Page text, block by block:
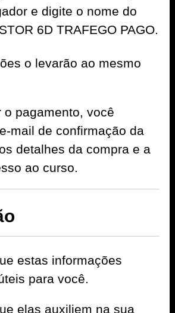
e digite o nome do
6D TRAFEGO PAGO.
o levarão ao mesmo
o pagamento, você
mail de confirmação da
detalhes da compra e a
ao curso.
estas informações
para você.
elas auxiliem na sua